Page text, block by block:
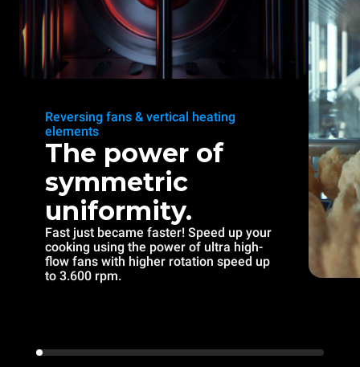
Reversing fans & vertical heating
elements
The power of
symmetric
uniformity.
Fast just became faster! Speed up your
cooking using the power of ultra high-
flow fans with higher rotation speed up
to 3.600 rpm.